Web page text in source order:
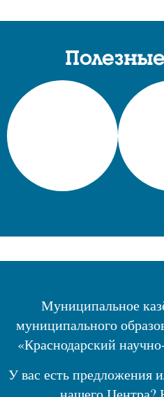
Муниципальное
муниципального
«Краснодарский
У вас есть предложения